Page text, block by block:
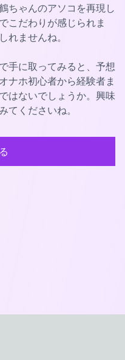
ちゃんのアソコを再現し
こだわりが感じられま
れませんね。
手に取ってみると、予想
ナホ初心者から経験者ま
はないでしょうか。興味
てくださいね。